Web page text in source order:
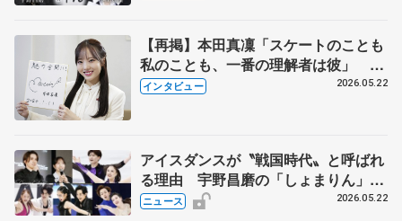
【再掲】本田真凜「スケートのことも
私のことも、一番の理解者は彼」 引
退時の単独インタビューで語った競技
インタビュー 2026.05.22
アイスダンスが〝戦国時代〟と呼ばれ
る理由 宇野昌磨の「しょまりん」ら
実力者が相次いで参戦 国内の競争激
ニュース 2026.05.22